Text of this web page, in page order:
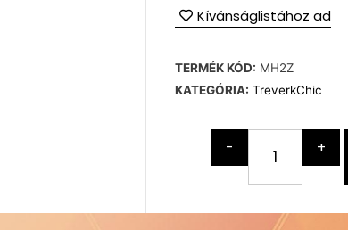
Kívánságlistához ad
TERMÉK KÓD: MH2Z
KATEGÓRIA: TreverkChic
- +